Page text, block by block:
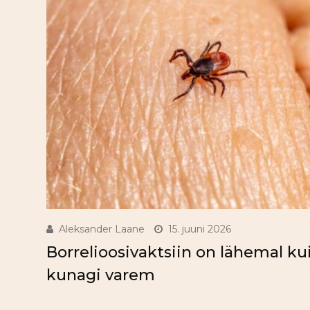
Aleksander Laane 15. juuni 2026
Borrelioosivaktsiin on lähemal
kunagi varem